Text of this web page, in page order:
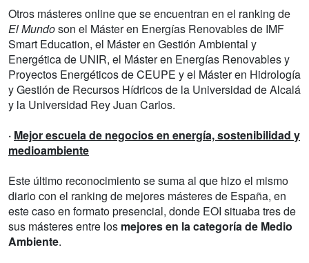
Otros másteres online que se encuentran en el ranking de
El Mundoson el Máster en Energías Renovables de IMF
Smart Education, el Máster en Gestión Ambiental y
Energética de UNIR, el Máster en Energías Renovables y
Proyectos Energéticos de CEUPE y el Máster en Hidrología
y Gestión de Recursos Hídricos de la Universidad de Alcalá
y la Universidad Rey Juan Carlos.
· Mejor escuela de negocios en energía, sostenibilidad y
medioambiente
Este último reconocimiento se suma al que hizo el mismo
diario con el ranking de mejores másteres de España, en
este caso en formato presencial, donde EOI situaba tres de
sus másteres entre los mejores en la categoría de Medio
Ambiente.